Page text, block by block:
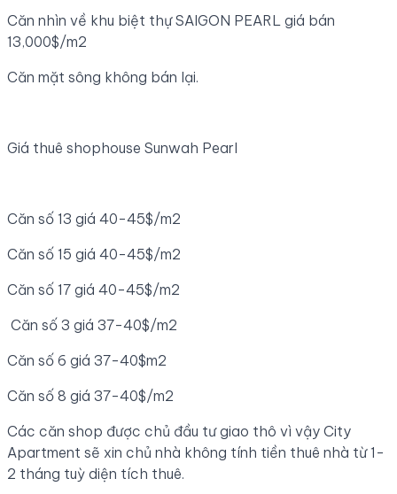
Căn nhìn về khu biệt thự SAIGON PEARL giá bán
13,000$/m2
Căn mặt sông không bán lại.
Giá thuê shophouse Sunwah Pearl
Căn số 13 giá 40-45$/m2
Căn số 15 giá 40-45$/m2
Căn số 17 giá 40-45$/m2
Căn số 3 giá 37-40$/m2
Căn số 6 giá 37-40$m2
Căn số 8 giá 37-40$/m2
Các căn shop được chủ đầu tư giao thô vì vậy City
Apartment sẽ xin chủ nhà không tính tiền thuê nhà từ 1-
2 tháng tuỳ diện tích thuê.